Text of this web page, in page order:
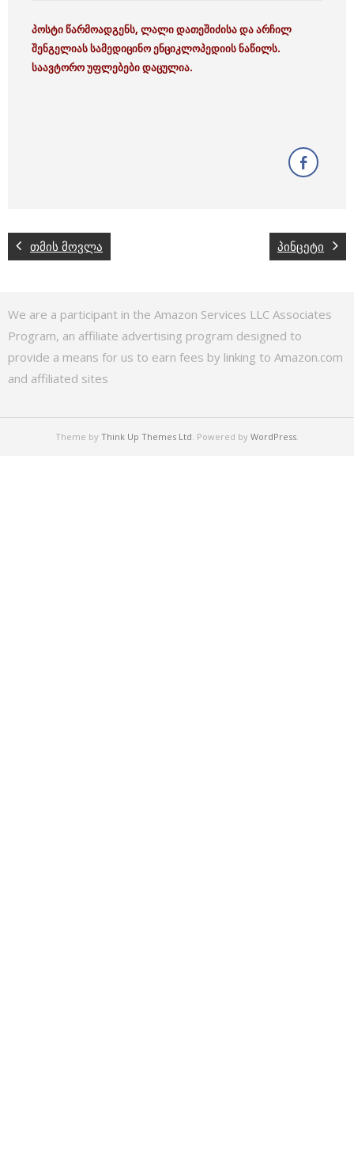
პოსტი წარმოადგენს, ლალი დათეშიძისა და არჩილ
შენგელიას სამედიცინო ენციკლოპედიის ნაწილს.
საავტორო უფლებები დაცულია.
თმის მოვლა პინცეტი
We are a participant in the Amazon Services LLC Associates
Program, an affiliate advertising program designed to
provide a means for us to earn fees by linking to Amazon.com
and affiliated sites
Theme by Think Up Themes Ltd . Powered by WordPress